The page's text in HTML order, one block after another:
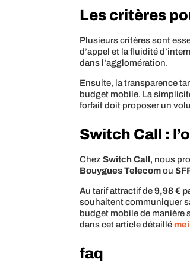
Les critères
Plusieurs critères sont
d’appel et la fluidité
dans l’agglomération.
Ensuite, la transparence
budget mobile. La
forfait doit proposer un
Switch Call :
ChezSwitch Call, nous
Bouygues Telecomou
Au tarif attractif de9,98 €
souhaitent communiquer
budget mobile de manière
dans cet article détaillé
faq